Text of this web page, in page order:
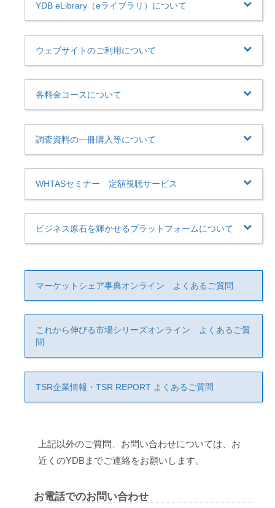
YDB eLibrary（eライブラリ）について
ウェブサイトのご利用について
各料金コースについて
調査資料の一冊購入等について
WHTASセミナー 定額視聴サービス
ビジネス原石を輝かせるプラットフォームについて
マーケットシェア事典オンライン よくあるご質問
これから伸びる市場シリーズオンライン よくあるご質
問
TSR企業情報・TSR REPORT よくあるご質問
上記以外のご質問、お問い合わせについては、お
近くのYDBまでご連絡をお願いします。
お電話でのお問い合わせ